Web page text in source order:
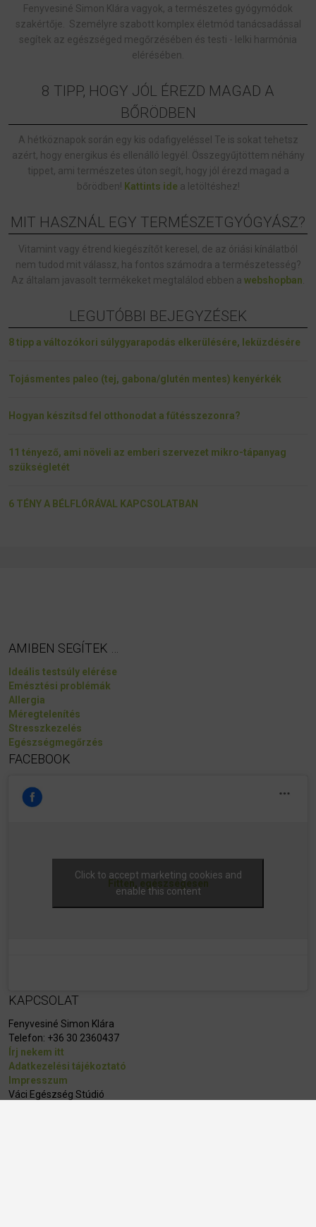
Fenyvesiné Simon Klára vagyok, a természetes gyógymódok
szakértője. Személyre szabott komplex életmód tanácsadással
segítek az egészséged megőrzésében és testi - lelki harmónia
elérésében.
8 TIPP, HOGY JÓL ÉREZD MAGAD A
BŐRÖDBEN
A hétköznapok során egy kis odafigyeléssel Te is sokat tehetsz
azért, hogy energikus és ellenálló legyél. Összegyűjtöttem néhány
tippet, ami természetes úton segít, hogy jól érezd magad a
bőrödben! Kattints idea letöltéshez!
MIT HASZNÁL EGY TERMÉSZETGYÓGYÁSZ?
Vitamint vagy étrend kiegészítőt keresel, de az óriási kínálatból
nem tudod mit válassz, ha fontos számodra a természetesség?
Az általam javasolt termékeket megtalálod ebben a webshopban
LEGUTÓBBI BEJEGYZÉSEK
8 tipp a változókori súlygyarapodás elkerülésére, leküzdésére
Tojásmentes paleo (tej, gabona/glutén mentes) kenyérkék
Hogyan készítsd fel otthonodat a fűtésszezonra?
11 tényező, ami növeli az emberi szervezet mikro-tápanyag
szükségletét
6 TÉNY A BÉLFLÓRÁVAL KAPCSOLATBAN
AMIBEN SEGÍTEK …
Ideális testsúly elérése
Emésztési problémák
Allergia
Méregtelenítés
Stresszkezelés
Egészségmegőrzés
FACEBOOK
Fitten, egészségesen
Click to accept marketing cookies and
enable this content
KAPCSOLAT
Fenyvesiné Simon Klára
Telefon: +36 30 2360437
Írj nekem itt
Adatkezelési tájékoztató
Impresszum
Váci Egészség Stúdió